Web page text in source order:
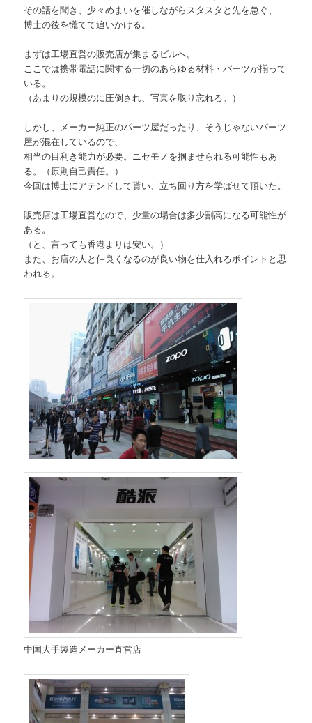
その話を聞き、少々めまいを催しながらスタスタと先を急ぐ、
博士の後を慌てて追いかける。
まずは工場直営の販売店が集まるビルへ。
ここでは携帯電話に関する一切のあらゆる材料・パーツが揃って
いる。
（あまりの規模のに圧倒され、写真を取り忘れる。）
しかし、メーカー純正のパーツ屋だったり、そうじゃないパーツ
屋が混在しているので、
相当の目利き能力が必要。ニセモノを掴ませられる可能性もあ
る。（原則自己責任。）
今回は博士にアテンドして貰い、立ち回り方を学ばせて頂いた。
販売店は工場直営なので、少量の場合は多少割高になる可能性が
ある。
（と、言っても香港よりは安い。）
また、お店の人と仲良くなるのが良い物を仕入れるポイントと思
われる。
中国大手製造メーカー直営店